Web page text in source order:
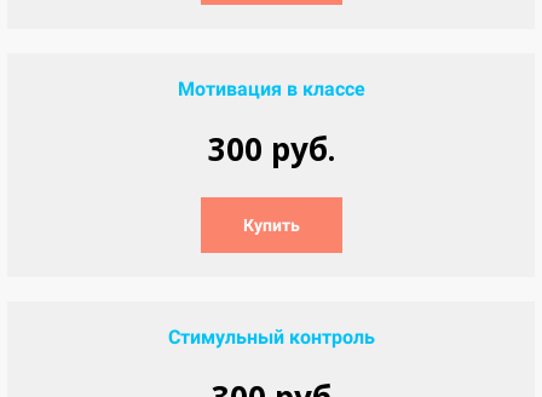
Мотивация в классе
300 руб.
Купить
Стимульный контроль